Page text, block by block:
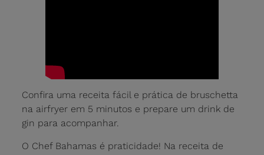
Confira uma receita fácil e prática de bruschetta
na airfryer em 5 minutos e prepare um drink de
gin para acompanhar.
O Chef Bahamas é praticidade! Na receita de